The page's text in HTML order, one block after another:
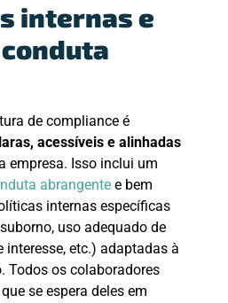
internase
de compliance é
acessíveis e alinhadas
empresa. Isso inclui um
abrangentee bem
internas específicas
uso adequado de
interesse, etc.) adaptadas à
Todos os colaboradores
se espera deles em